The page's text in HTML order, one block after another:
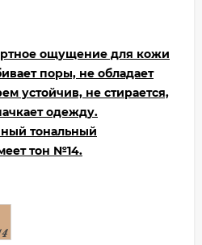
ощущение для кожи
поры, не обладает
устойчив, не стирается,
одежду.
тональный
тон №14.